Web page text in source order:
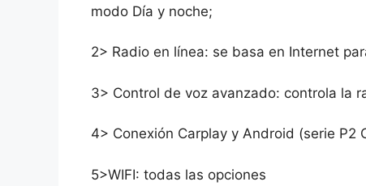
modo Día y noche;
2> Radio en línea: se basa en Internet
3> Control de voz avanzado: controla la
4> Conexión Carplay y Android (serie P2
5>WIFI: todas las opciones